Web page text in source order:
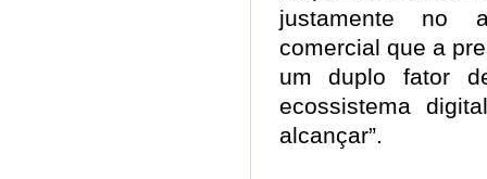
justamente no
comercial que a
um duplo fator
ecossistema
alcançar”.